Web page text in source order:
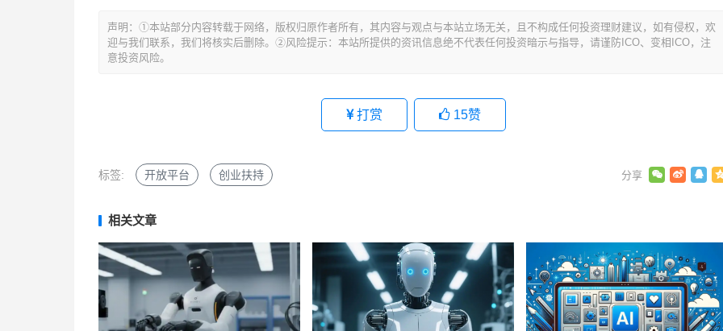
章
导
声明：①本站部分内容转载于网络，版权归原作者所有，其内容与观点与本站立场无关，且不构成任何投资理财建议，如有侵权，欢
迎与我们联系，我们将核实后删除。②风险提示：本站所提供的资讯信息绝不代表任何投资暗示与指导，请谨防ICO、变相ICO，注
意投资风险。
打赏 15赞
标签: 开放平台 创业扶持
相关文章